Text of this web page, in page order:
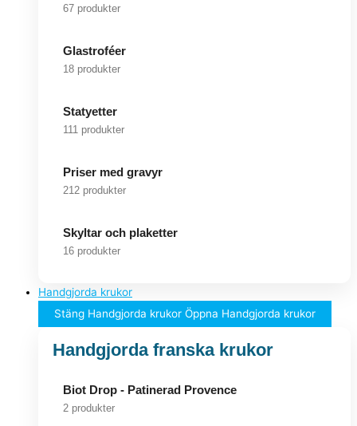
67 produkter
Glastroféer
18 produkter
Statyetter
111 produkter
Priser med gravyr
212 produkter
Skyltar och plaketter
16 produkter
Handgjorda krukor
Stäng Handgjorda krukor Öppna Handgjorda krukor
Handgjorda franska krukor
Biot Drop - Patinerad Provence
2 produkter